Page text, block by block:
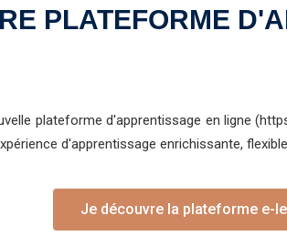
PLATEFORME
plateforme d'apprentissage en ligne
d'apprentissage enrichissante,
Je découvre la plateforme e-